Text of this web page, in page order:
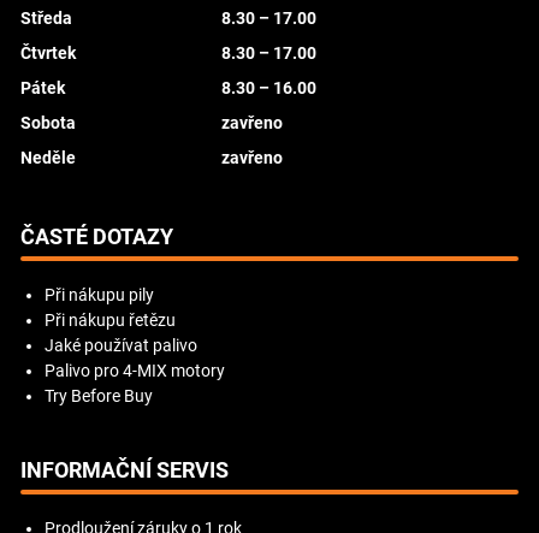
Středa
8.30 – 17.00
Čtvrtek
8.30 – 17.00
Pátek
8.30 – 16.00
Sobota
zavřeno
Neděle
zavřeno
ČASTÉ DOTAZY
Při nákupu pily
Při nákupu řetězu
Jaké používat palivo
Palivo pro 4-MIX motory
Try Before Buy
INFORMAČNÍ SERVIS
Prodloužení záruky o 1 rok